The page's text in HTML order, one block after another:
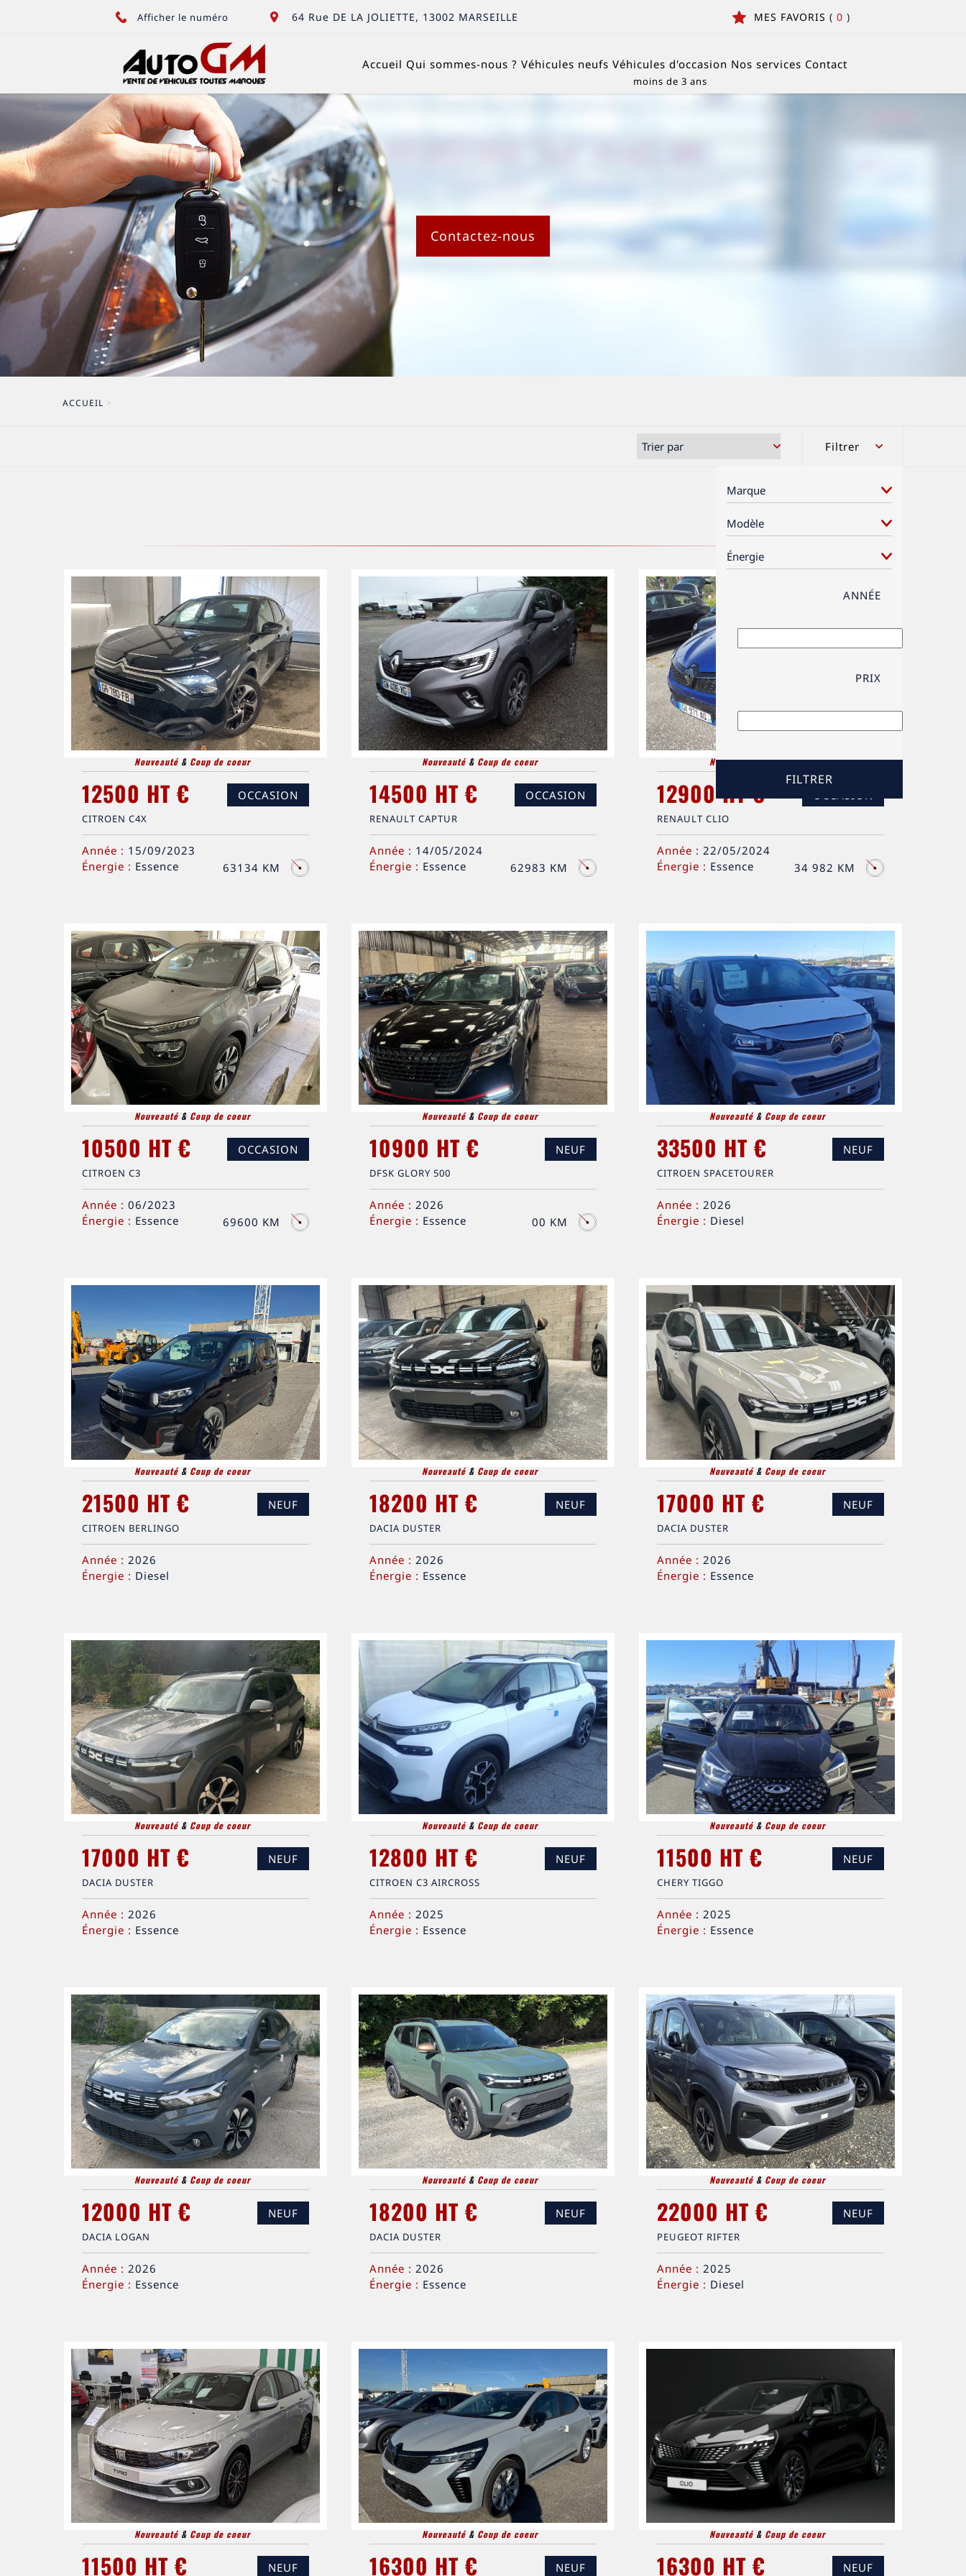
Contactez-nous
Afficher le numéro 64 Rue DE LA JOLIETTE, 13002 MARSEILLE MES FAVORIS ( 0 )
Accueil Qui sommes-nous ? Véhicules neufs Véhicules d'occasion Nos services Contact
ACCUEIL >
Filtrer
ANNÉE
PRIX
Nouveauté& Coup de coeur
12500 HT € OCCASION
CITROEN C4X
Année : 15/09/2023
Énergie : Essence 63134 KM
Nouveauté& Coup de coeur
14500 HT € OCCASION
RENAULT CAPTUR
Année : 14/05/2024
Énergie : Essence 62983 KM
Nouveauté&Coup de coeur
12900 HT € OCCASION
RENAULT CLIO
Année : 22/05/2024
Énergie : Essence 34 982 KM
Nouveauté& Coup de coeur
10500 HT € OCCASION
CITROEN C3
Année : 06/2023
Énergie : Essence 69600 KM
Nouveauté& Coup de coeur
10900 HT € NEUF
DFSK GLORY 500
Année : 2026
Énergie : Essence 00 KM
Nouveauté& Coup de coeur
33500 HT € NEUF
CITROEN SPACETOURER
Année : 2026
Énergie : Diesel
Nouveauté& Coup de coeur
21500 HT € NEUF
CITROEN BERLINGO
Année : 2026
Énergie : Diesel
Nouveauté& Coup de coeur
18200 HT € NEUF
DACIA DUSTER
Année : 2026
Énergie : Essence
Nouveauté& Coup de coeur
17000 HT € NEUF
DACIA DUSTER
Année : 2026
Énergie : Essence
Nouveauté& Coup de coeur
17000 HT € NEUF
DACIA DUSTER
Année : 2026
Énergie : Essence
Nouveauté& Coup de coeur
12800 HT € NEUF
CITROEN C3 AIRCROSS
Année : 2025
Énergie : Essence
Nouveauté& Coup de coeur
11500 HT € NEUF
CHERY TIGGO
Année : 2025
Énergie : Essence
Nouveauté& Coup de coeur
12000 HT € NEUF
DACIA LOGAN
Année : 2026
Énergie : Essence
Nouveauté& Coup de coeur
18200 HT € NEUF
DACIA DUSTER
Année : 2026
Énergie : Essence
Nouveauté& Coup de coeur
22000 HT € NEUF
PEUGEOT RIFTER
Année : 2025
Énergie : Diesel
Nouveauté& Coup de coeur
11500 HT € NEUF
Nouveauté& Coup de coeur
16300 HT € NEUF
Nouveauté& Coup de coeur
16300 HT € NEUF